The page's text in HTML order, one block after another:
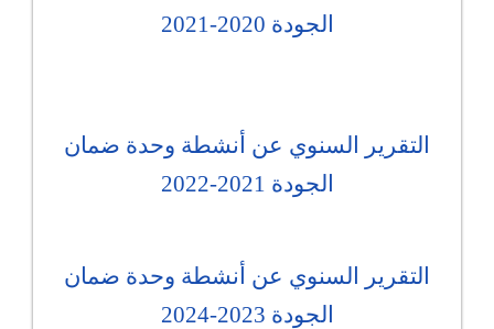
الجودة 2020-2021
التقرير السنوي عن أنشطة وحدة ضمان
الجودة 2021-2022
التقرير السنوي عن أنشطة وحدة ضمان
الجودة 2023-2024